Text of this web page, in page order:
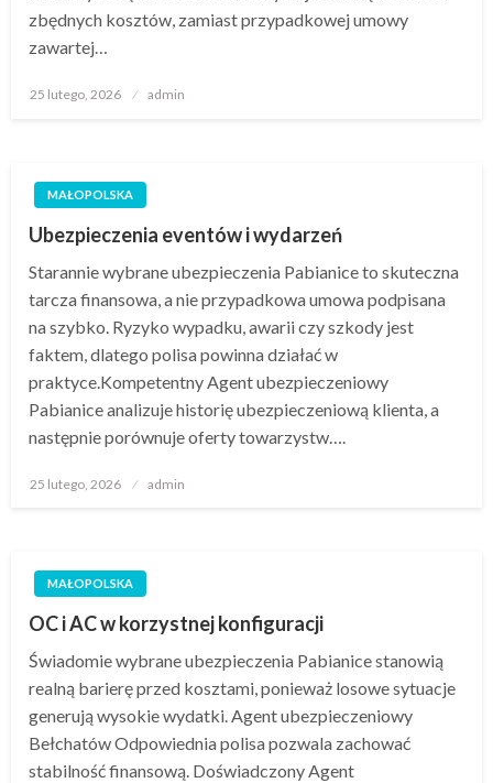
zbędnych kosztów, zamiast przypadkowej umowy
zawartej…
Opublikowane
25 lutego, 2026 admin
MAŁOPOLSKA
Ubezpieczenia eventów i wydarzeń
Starannie wybrane ubezpieczenia Pabianice to skuteczna
tarcza finansowa, a nie przypadkowa umowa podpisana
na szybko. Ryzyko wypadku, awarii czy szkody jest
faktem, dlatego polisa powinna działać w
praktyce.Kompetentny Agent ubezpieczeniowy
Pabianice analizuje historię ubezpieczeniową klienta, a
następnie porównuje oferty towarzystw….
Opublikowane
25 lutego, 2026 admin
MAŁOPOLSKA
OC i AC w korzystnej konfiguracji
Świadomie wybrane ubezpieczenia Pabianice stanowią
realną barierę przed kosztami, ponieważ losowe sytuacje
generują wysokie wydatki. Agent ubezpieczeniowy
Bełchatów Odpowiednia polisa pozwala zachować
stabilność finansową. Doświadczony Agent